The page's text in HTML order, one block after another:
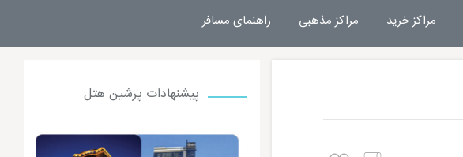
مراکز خرید مراکز مذهبی راهنمای مسافر
پیشنهادات پرشین هتل